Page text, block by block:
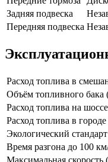
Задняя подвеска
Передняя подвеска
Расход топлива в
Объём топливного бака
Расход топлива на
Расход топлива в
Экологический стандарт
Время разгона до 100
Максимальная скорость